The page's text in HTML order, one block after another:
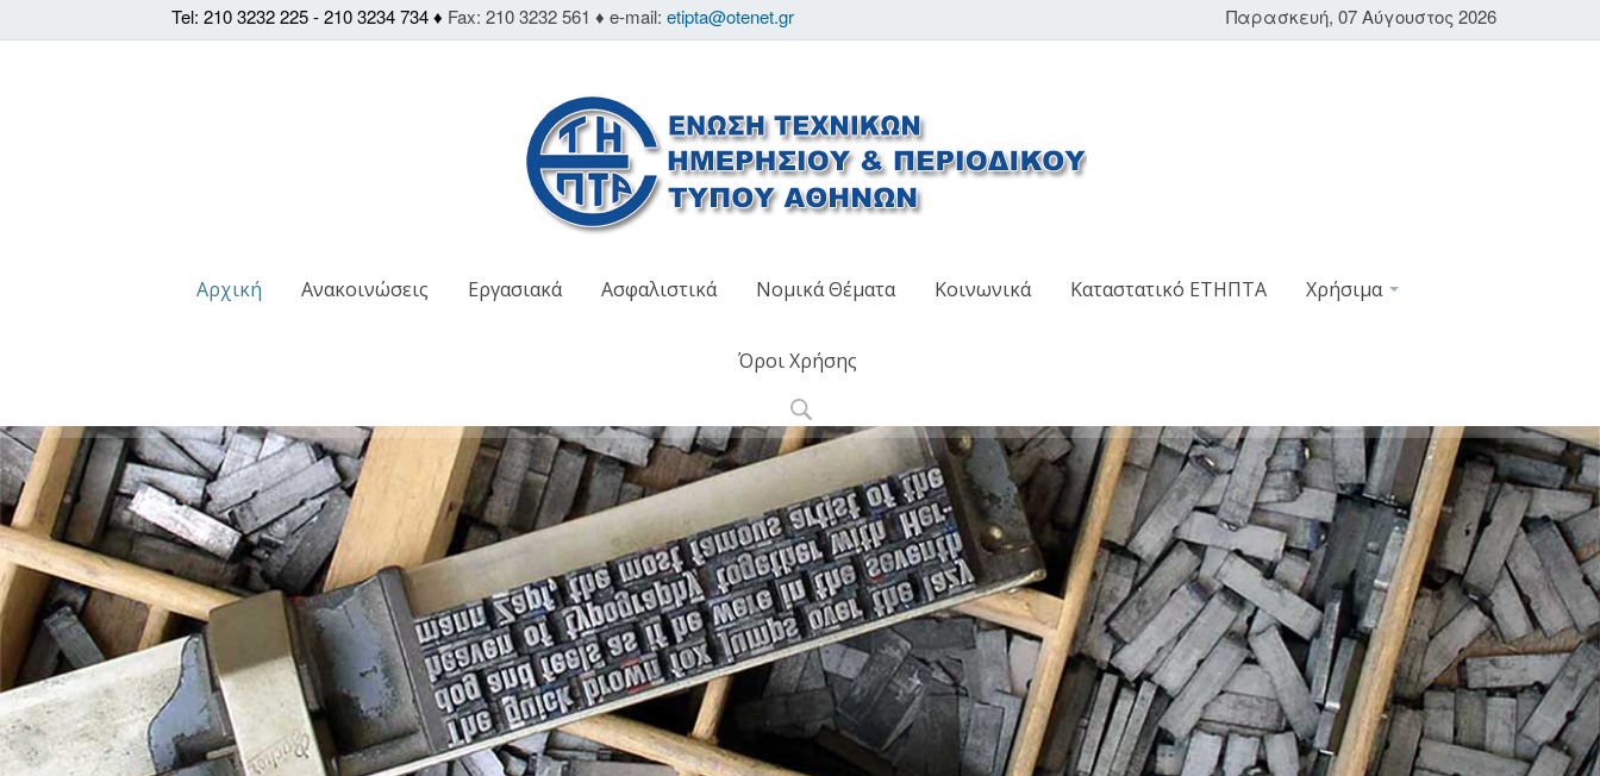
Παρασκευή, 07 Αύγουστος 2026
Tel: 210 3232 225 - 210 3234 734 ♦ Fax: 210 3232 561 ♦ e-mail: etipta@otenet.gr
Αρχική Ανακοινώσεις Εργασιακά Ασφαλιστικά Νομικά Θέματα Κοινωνικά Καταστατικό ΕΤΗΠΤΑ Χρήσιμα
Όροι Χρήσης